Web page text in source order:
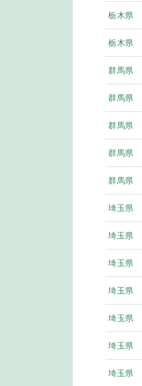
栃木県
栃木県
群馬県
群馬県
群馬県
群馬県
群馬県
埼玉県
埼玉県
埼玉県
埼玉県
埼玉県
埼玉県
埼玉県